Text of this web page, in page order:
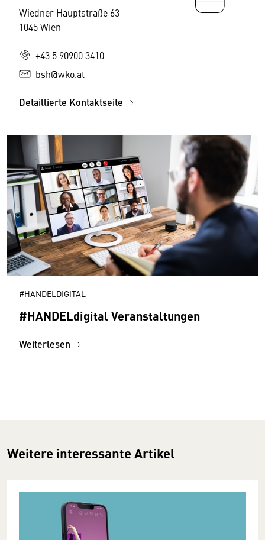
Wiedner Hauptstraße 63
1045 Wien
+43 5 90900 3410
bsh@wko.at
Detaillierte Kontaktseite
#HANDELDIGITAL
#HANDELdigital Veranstaltungen
Weiterlesen
Weitere interessante Artikel